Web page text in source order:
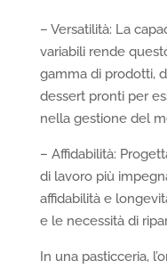
– Versatilità: La
variabili rende
gamma di prodotti,
dessert pronti per
nella gestione del
– Affidabilità:
di lavoro più
affidabilità e
e le necessità di
In una pasticceria,